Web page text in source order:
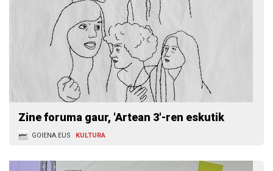
Zine foruma gaur, 'Artean 3'-ren eskutik
GOIENA.EUS KULTURA